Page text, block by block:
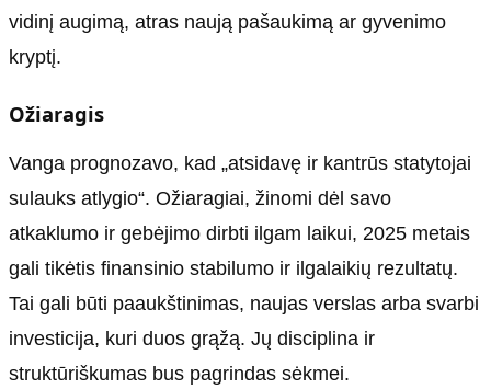
vidinį augimą, atras naują pašaukimą ar gyvenimo
kryptį.
Ožiaragis
Vanga prognozavo, kad „atsidavę ir kantrūs statytojai
sulauks atlygio“. Ožiaragiai, žinomi dėl savo
atkaklumo ir gebėjimo dirbti ilgam laikui, 2025 metais
gali tikėtis finansinio stabilumo ir ilgalaikių rezultatų.
Tai gali būti paaukštinimas, naujas verslas arba svarbi
investicija, kuri duos grąžą. Jų disciplina ir
struktūriškumas bus pagrindas sėkmei.